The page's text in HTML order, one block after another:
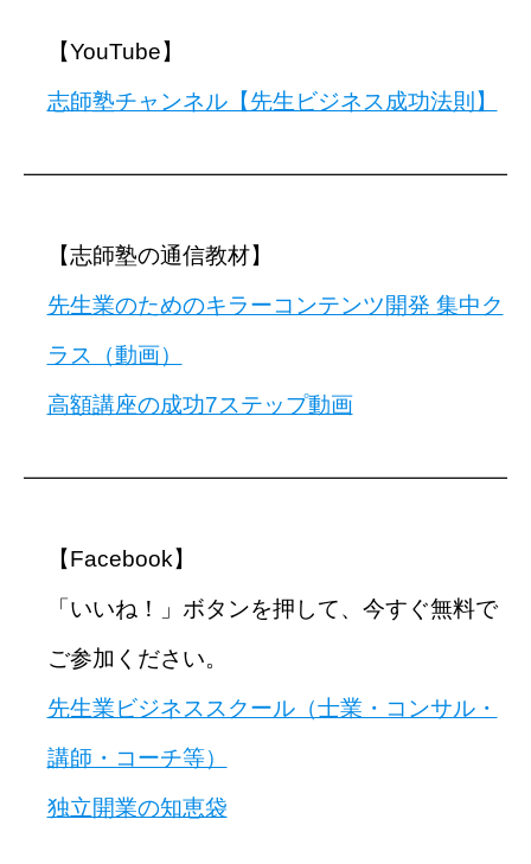
【YouTube】
志師塾チャンネル【先生ビジネス成功法則】
【志師塾の通信教材】
先生業のためのキラーコンテンツ開発 集中ク
ラス（動画）
高額講座の成功7ステップ動画
【Facebook】
「いいね！」ボタンを押して、今すぐ無料で
ご参加ください。
先生業ビジネススクール（士業・コンサル・
講師・コーチ等）
独立開業の知恵袋